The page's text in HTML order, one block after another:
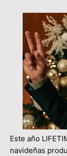
Este año
navideñas